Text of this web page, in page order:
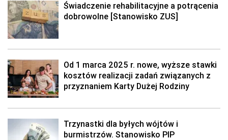
Świadczenie rehabilitacyjne a potrącenia
dobrowolne [Stanowisko ZUS]
Od 1 marca 2025 r. nowe, wyższe stawki
kosztów realizacji zadań związanych z
przyznaniem Karty Dużej Rodziny
Trzynastki dla byłych wójtów i
burmistrzów. Stanowisko PIP